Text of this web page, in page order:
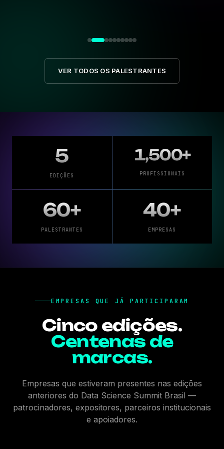
VER TODOS OS PALESTRANTES
5
EDIÇÕES
1,500+
PROFISSIONAIS
60+
PALESTRANTES
40+
EMPRESAS
EMPRESAS QUE JÁ PARTICIPARAM
Cinco edições.
Centenas de
marcas.
Empresas que estiveram presentes nas edições
anteriores do Data Science Summit Brasil —
patrocinadores, expositores, parceiros institucionais
e apoiadores.